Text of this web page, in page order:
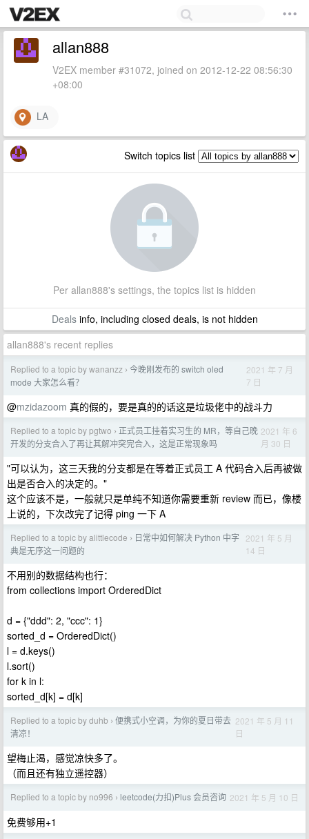
allan888
V2EX member #31072, joined on 2012-12-22 08:56:30
+08:00
LA
Switch topics list
Per allan888's settings, the topics list is hidden
Dealsinfo, including closed deals, is not hidden
allan888's recent replies
Replied to a topic by wananzz › 今晚刚发布的 switch oled
mode 大家怎么看？
2021 年 7 月
7 日
@mzidazoom 真的假的，要是真的的话这是垃圾佬中的战斗力
Replied to a topic by pgtwo › 正式员工挂着实习生的 MR，等自己晚
开发的分支合入了再让其解冲突完合入，这是正常现象吗
2021 年 6
月 30 日
"可以认为，这三天我的分支都是在等着正式员工 A 代码合入后再被做
出是否合入的决定的。"
这个应该不是，一般就只是单纯不知道你需要重新 review 而已，像楼
上说的，下次改完了记得 ping 一下 A
Replied to a topic by alittlecode › 日常中如何解决 Python 中字
典是无序这一问题的
2021 年 5 月
14 日
不用别的数据结构也行：
from collections import OrderedDict
d = {"ddd": 2, "ccc": 1}
sorted_d = OrderedDict()
l = d.keys()
l.sort()
for k in l:
sorted_d[k] = d[k]
Replied to a topic by duhb › 便携式小空调，为你的夏日带去
清凉！
2021 年 5 月 11
日
望梅止渴，感觉凉快多了。
（而且还有独立遥控器）
Replied to a topic by no996 › leetcode(力扣)Plus 会员咨询 2021 年 5 月 10 日
免费够用+1